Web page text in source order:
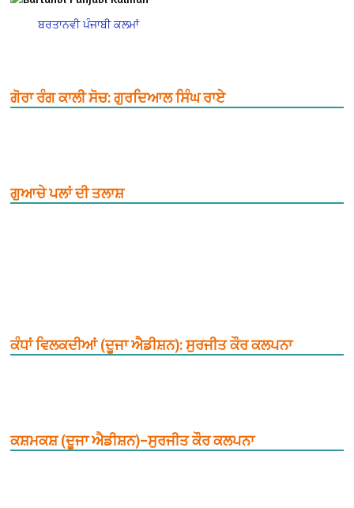
ਬਰਤਾਨਵੀ ਪੰਜਾਬੀ ਕਲਮਾਂ
ਗੋਰਾ ਰੰਗ ਕਾਲੀ ਸੋਚ: ਗੁਰਦਿਆਲ ਸਿੰਘ ਰਾਏ
ਗੁਆਚੇ ਪਲਾਂ ਦੀ ਤਲਾਸ਼
ਕੰਧਾਂ ਵਿਲਕਦੀਆਂ (ਦੂਜਾ ਐਡੀਸ਼ਨ): ਸੁਰਜੀਤ ਕੌਰ ਕਲਪਨਾ
ਕਸ਼ਮਕਸ਼ (ਦੂਜਾ ਐਡੀਸ਼ਨ)–ਸੁਰਜੀਤ ਕੌਰ ਕਲਪਨਾ